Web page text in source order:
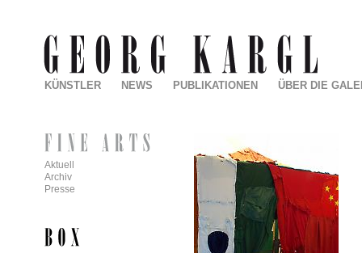
KÜNSTLER NEWS PUBLIKATIONEN ÜBER DIE
Aktuell
Archiv
Presse